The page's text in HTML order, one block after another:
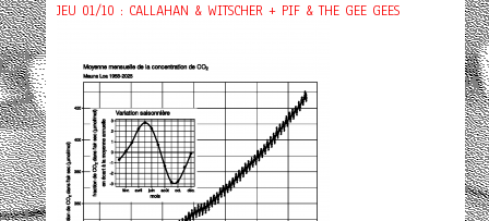
JEU 01/10 : CALLAHAN & WITSCHER + PIF & THE GEE GEES